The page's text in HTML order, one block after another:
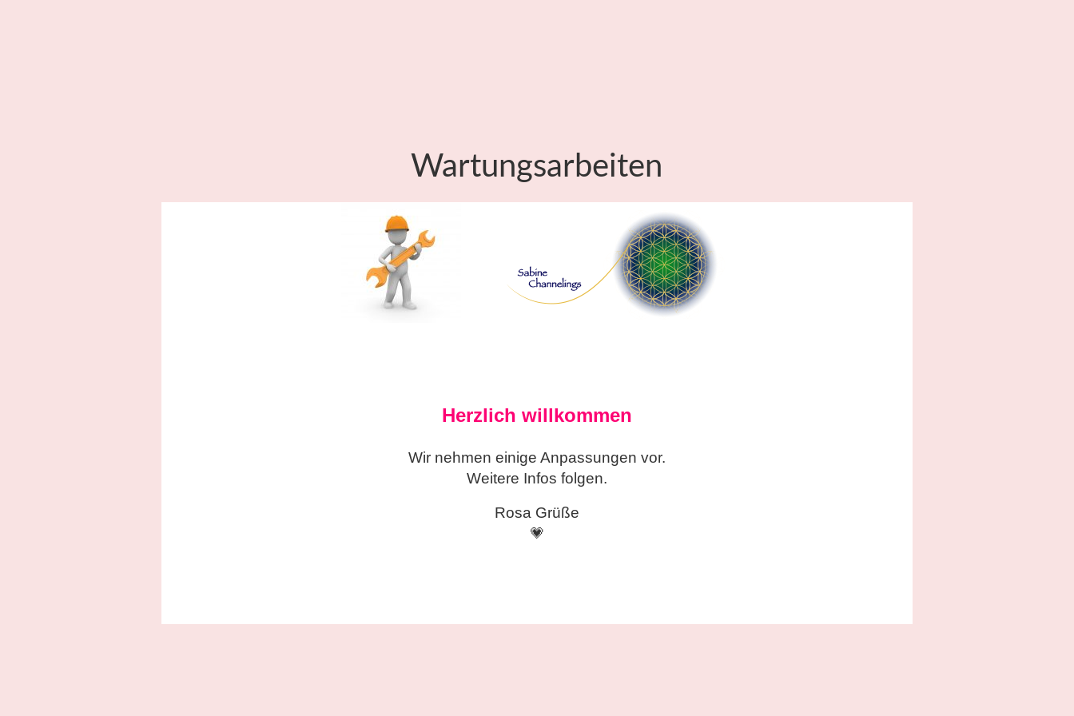
Wartungsarbeiten
Herzlich willkommen
Wir nehmen einigeAnpassungen vor.
Weitere Infos folgen.
Rosa Grüße
💗